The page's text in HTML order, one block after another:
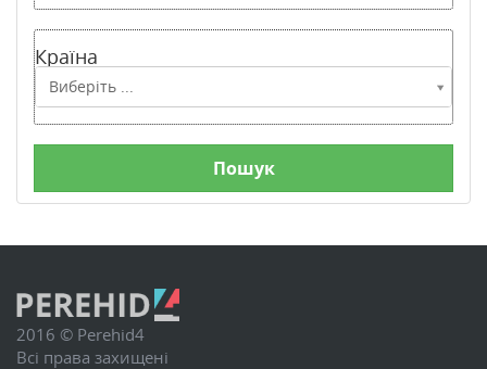
Країна
Виберіть ...
Країна
2016 © Perehid4
Всі права захищені